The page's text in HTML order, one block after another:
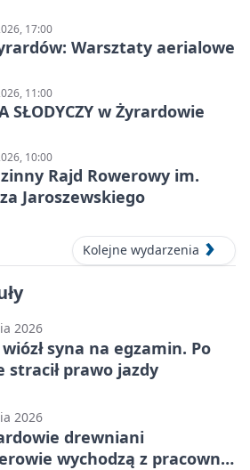
17:00
Warsztaty aerialowe
11:00
SŁODYCZY w Żyrardowie
10:00
Rajd Rowerowy im.
Jaroszewskiego
Kolejne wydarzenia
2026
syna na egzamin. Po
stracił prawo jazdy
2026
drewniani
wychodzą z pracowni